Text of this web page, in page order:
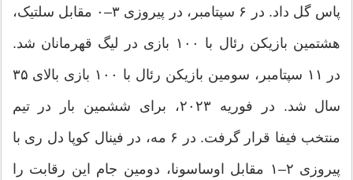
پاس گل داد. در ۶ سپتامبر، در پیروزی ۳–۰ مقابل سلتیک،
هشتمین بازیکن رئال با ۱۰۰ بازی در لیگ قهرمانان شد.
در ۱۱ سپتامبر، سومین بازیکن رئال با ۱۰۰ بازی بالای ۳۵
سال شد. در فوریه ۲۰۲۳، برای ششمین بار در تیم
منتخب فیفا قرار گرفت. در ۶ مه، در فینال کوپا دل ری با
پیروزی ۲–۱ مقابل اوساسونا، دومین جام این رقابت را